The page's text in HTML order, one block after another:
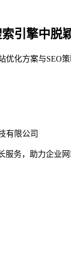
引擎中脱
优化方案与SEO
有限公司
服务，助力企业